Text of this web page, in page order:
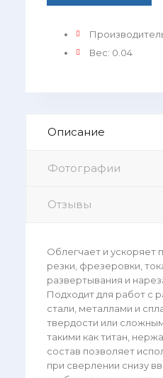
Вес: 0.04
Описание
Фотографии
Отзывы
Облегчает и ускоряет
резки, фрезеровки,
развертывания и
Подходит для работ с
стали, металлами и
твердости или
такими как титан,
состав позволяет
при сверлении снизу